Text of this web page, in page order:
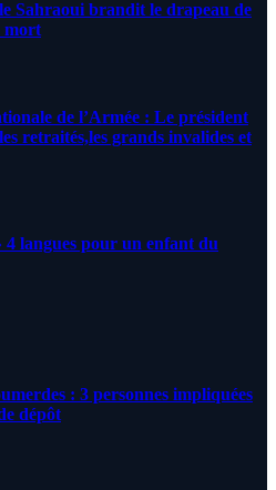
Sahraoui brandit le drapeau de
mort
de l’Armée : Le président
retraités,les grands invalides et
4 langues pour un enfant du
: 3 personnes impliquées
dépôt